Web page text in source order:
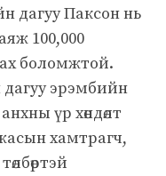
дагуу Паксон нь
100,000
боломжтой.
дагуу эрэмбийн
үр хөндөлт
хамтрагч,